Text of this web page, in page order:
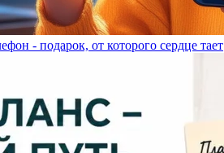
- подарок, от которого сердце тает